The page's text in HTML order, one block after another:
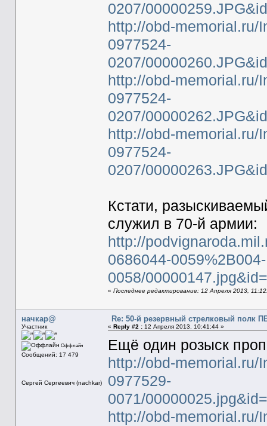
0207/
http://obd-memorial.ru/
0977524-
0207/
http://obd-memorial.ru/
0977524-
0207/
http://obd-memorial.ru/
0977524-
0207/
Кстати,
служил в 70-й армии:
http://
0686044-0059%2B004-
0058/
« Последнее редактирование: 12 Апреля 2013,
начкар@
Участник
Оффлайн
Сообщений: 17 479
Сергей Сергеевич (nachkar)
Re: 50-й резервный стрелковый полк
« Reply #2 :12 Апреля 2013, 10:41:44 »
Ещё один розыск
http://obd-memorial.ru/
0977529-
0071/
http://obd-memorial.ru/